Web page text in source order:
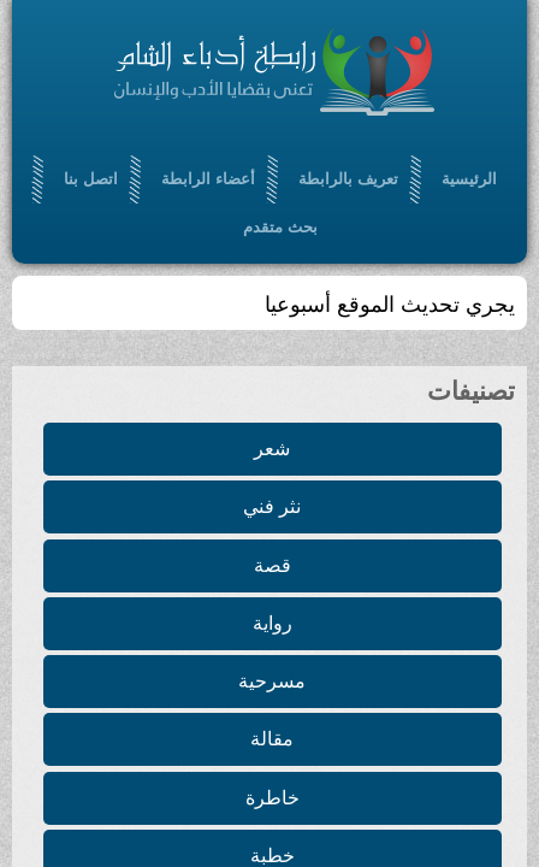
الرئيسية تعريف بالرابطة أعضاء الرابطة اتصل بنا
بحث متقدم
يجري تحديث الموقع أسبوعيا
تصنيفات
شعر
نثر فني
قصة
رواية
مسرحية
مقالة
خاطرة
خطبة